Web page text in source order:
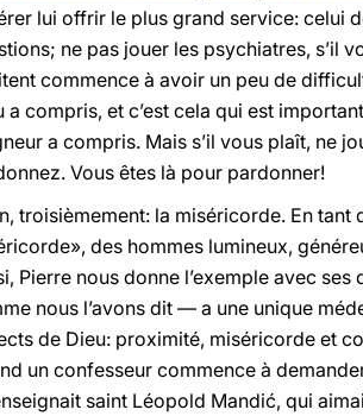
lui offrir le plus grand service: celui
ne pas jouer les psychiatres, s’il
commence à avoir un peu de
a compris, et c’est cela qui est
a compris. Mais s’il vous plaît, ne
Vous êtes là pour pardonner!
troisièmement: la miséricorde. En
des hommes lumineux,
Pierre nous donne l’exemple avec
nous l’avons dit — a une unique
de Dieu: proximité, miséricorde et
un confesseur commence à
saint Léopold Mandić, qui